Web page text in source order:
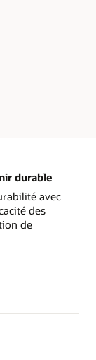
durable
avec
des
de